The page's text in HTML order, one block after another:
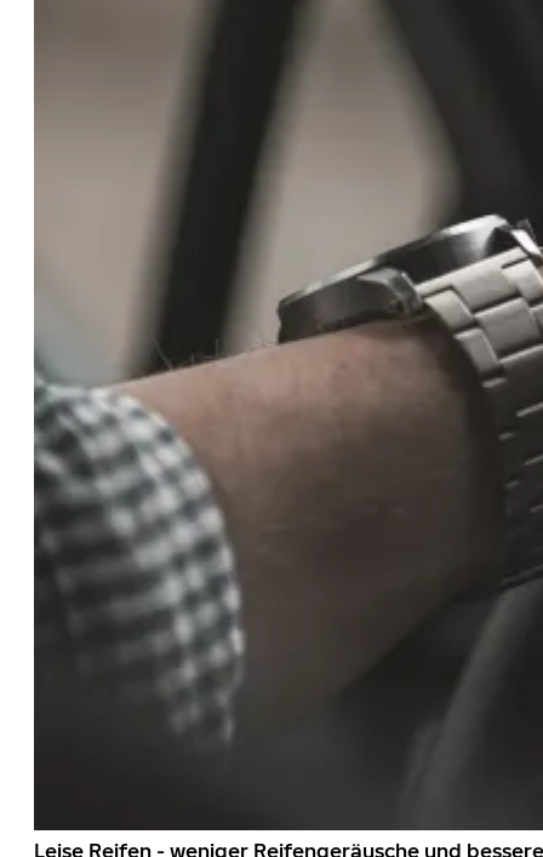
Leise Reifen - weniger Reifengeräusche und